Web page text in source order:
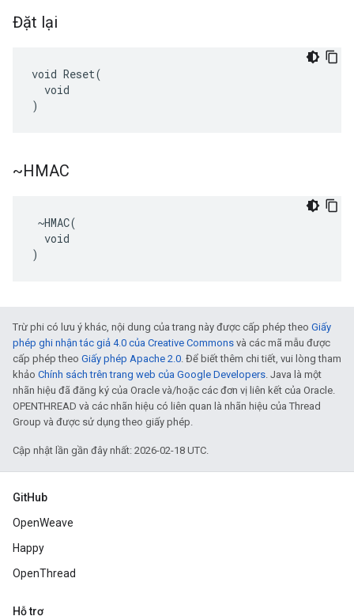
Đặt lại
void Reset(
  void
)
~HMAC
~HMAC(
  void
)
Trừ phi có lưu ý khác, nội dung của trang này được cấp phép theo Giấy
phép ghi nhận tác giả 4.0 của Creative Commons và các mã mẫu được
cấp phép theo Giấy phép Apache 2.0. Để biết thêm chi tiết, vui lòng tham
khảo Chính sách trên trang web của Google Developers. Java là một
nhãn hiệu đã đăng ký của Oracle và/hoặc các đơn vị liên kết của Oracle.
OPENTHREAD và các nhãn hiệu có liên quan là nhãn hiệu của Thread
Group và được sử dụng theo giấy phép.
Cập nhật lần gần đây nhất: 2026-02-18 UTC.
GitHub
OpenWeave
Happy
OpenThread
Hỗ trợ